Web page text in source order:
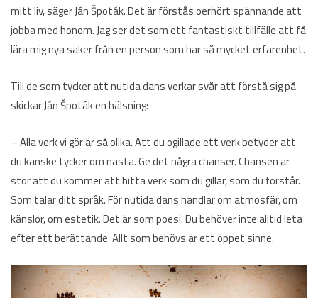
mitt liv, säger Ján Špoták. Det är förstås oerhört spännande att
jobba med honom. Jag ser det som ett fantastiskt tillfälle att få
lära mig nya saker från en person som har så mycket erfarenhet.
Till de som tycker att nutida dans verkar svår att förstå sig på
skickar Ján Špoták en hälsning:
– Alla verk vi gör är så olika. Att du ogillade ett verk betyder att
du kanske tycker om nästa. Ge det några chanser. Chansen är
stor att du kommer att hitta verk som du gillar, som du förstår.
Som talar ditt språk. För nutida dans handlar om atmosfär, om
känslor, om estetik. Det är som poesi. Du behöver inte alltid leta
efter ett berättande. Allt som behövs är ett öppet sinne.